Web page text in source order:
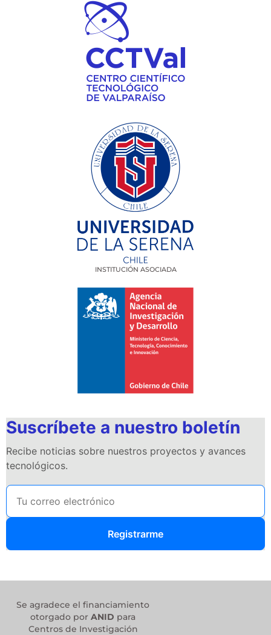
INSTITUCIÓN ASOCIADA
Suscríbete a nuestro boletín
Recibe noticias sobre nuestros proyectos y avances
tecnológicos.
Registrarme
Se agradece el financiamiento
otorgado por ANID para
Centros de Investigación